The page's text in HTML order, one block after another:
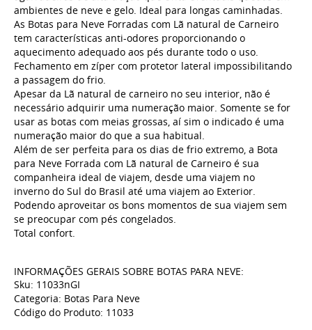
ambientes de neve e gelo. Ideal para longas caminhadas.
As Botas para Neve Forradas com Lã natural de Carneiro
tem características anti-odores proporcionando o
aquecimento adequado aos pés durante todo o uso.
Fechamento em zíper com protetor lateral impossibilitando
a passagem do frio.
Apesar da Lã natural de carneiro no seu interior, não é
necessário adquirir uma numeração maior. Somente se for
usar as botas com meias grossas, aí sim o indicado é uma
numeração maior do que a sua habitual.
Além de ser perfeita para os dias de frio extremo, a Bota
para Neve Forrada com Lã natural de Carneiro é sua
companheira ideal de viajem, desde uma viajem no
inverno do Sul do Brasil até uma viajem ao Exterior.
Podendo aproveitar os bons momentos de sua viajem sem
se preocupar com pés congelados.
Total confort.
INFORMAÇÕES GERAIS SOBRE BOTAS PARA NEVE:
Sku: 11033nGI
Categoria: Botas Para Neve
Código do Produto: 11033